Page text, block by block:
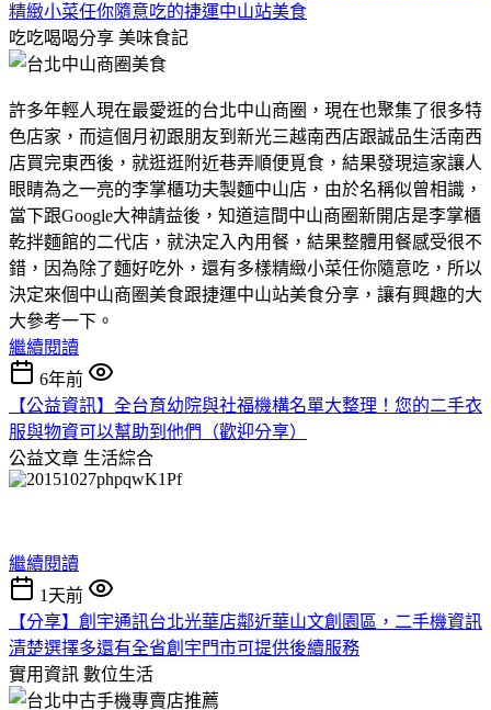
精緻小菜任你隨意吃的捷運中山站美食
吃吃喝喝分享 美味食記
許多年輕人現在最愛逛的台北中山商圈，現在也聚集了很多特
色店家，而這個月初跟朋友到新光三越南西店跟誠品生活南西
店買完東西後，就逛逛附近巷弄順便覓食，結果發現這家讓人
眼睛為之一亮的李掌櫃功夫製麵中山店，由於名稱似曾相識，
當下跟Google大神請益後，知道這間中山商圈新開店是李掌櫃
乾拌麵館的二代店，就決定入內用餐，結果整體用餐感受很不
錯，因為除了麵好吃外，還有多樣精緻小菜任你隨意吃，所以
決定來個中山商圈美食跟捷運中山站美食分享，讓有興趣的大
大參考一下。
繼續閱讀
6年前
【公益資訊】全台育幼院與社福機構名單大整理！您的二手衣
服與物資可以幫助到他們（歡迎分享）
公益文章 生活綜合
繼續閱讀
1天前
【分享】創宇通訊台北光華店鄰近華山文創園區，二手機資訊
清楚選擇多還有全省創宇門市可提供後續服務
實用資訊 數位生活